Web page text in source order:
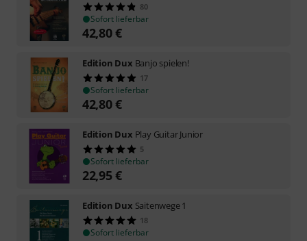
80
Sofort lieferbar
42,80€
Edition Dux Banjo spielen!
17
Sofort lieferbar
42,80€
Edition Dux Play Guitar Junior
5
Sofort lieferbar
22,95€
Edition Dux Saitenwege 1
18
Sofort lieferbar